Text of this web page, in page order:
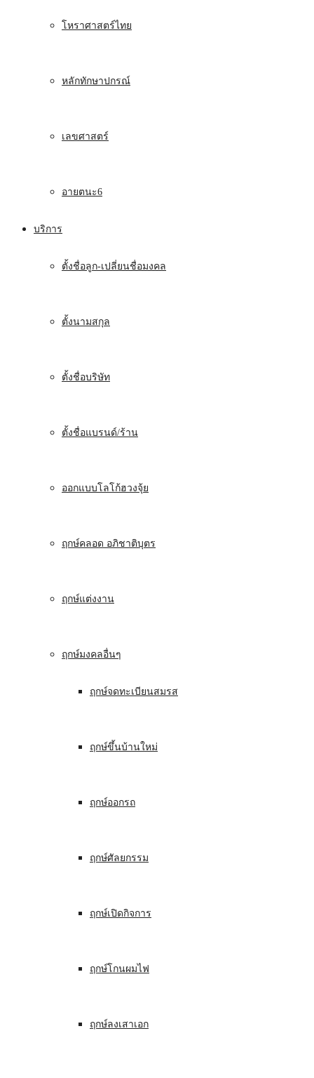
โหราศาสตร์ไทย
หลักทักษาปกรณ์
เลขศาสตร์
อายตนะ6
บริการ
ตั้งชื่อลูก-เปลี่ยนชื่อมงคล
ตั้งนามสกุล
ตั้งชื่อบริษัท
ตั้งชื่อแบรนด์/ร้าน
ออกแบบโลโก้ฮวงจุ้ย
ฤกษ์คลอด อภิชาติบุตร
ฤกษ์แต่งงาน
ฤกษ์มงคลอื่นๆ
ฤกษ์จดทะเบียนสมรส
ฤกษ์ขึ้นบ้านใหม่
ฤกษ์ออกรถ
ฤกษ์ศัลยกรรม
ฤกษ์เปิดกิจการ
ฤกษ์โกนผมไฟ
ฤกษ์ลงเสาเอก